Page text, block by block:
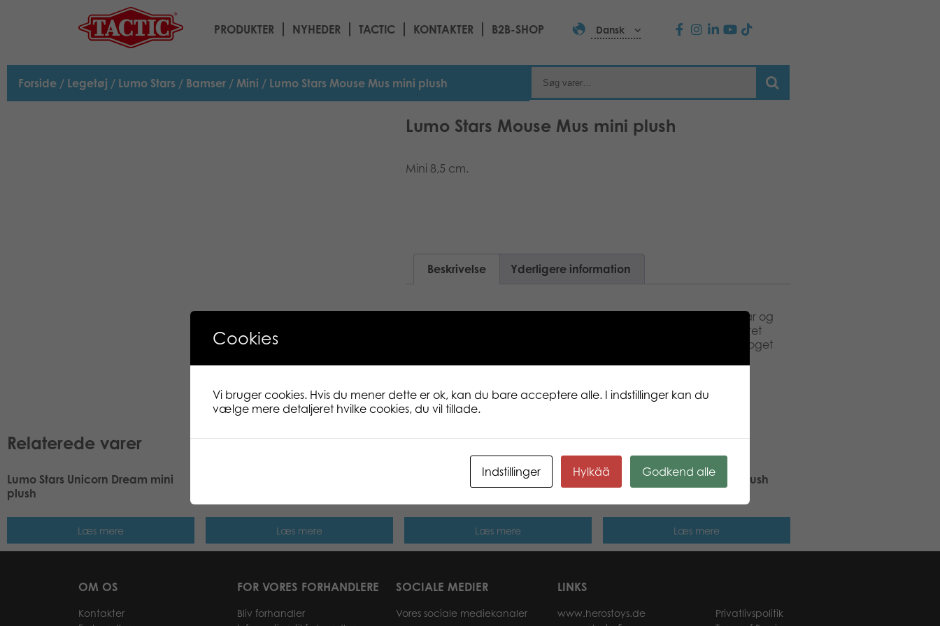
PRODUKTER NYHEDER TACTIC KONTAKTER B2B-SHOP Dansk
Forside / Legetøj / Lumo Stars / Bamser / Mini / Lumo Stars Mouse Mus mini plush
Lumo Stars Mouse Mus mini plush
Mini 8,5 cm.
Beskrivelse Yderligere information
Mini 8,5 cm. Samlbar baby dyr plys. Glad, huggable, venlig, rar og
sød. Vi smiler mere! Sød Northern Brights plys kollektion er baseret
på den ægte nordiske natur og dyreliv. Finsk design. Har du noget
Relaterede varer
Lumo Stars Unicorn Dream mini
plush
Læs mere Læs mere
Lumo Stars Owl Pöllö mini plush
Læs mere
Lumo Stars Dog Wuff mini plush
Læs mere
OM OS
Kontakter
FOR VORES FORHANDLERE
Bliv forhandler
SOCIALE MEDIER
Vores sociale mediekanaler
LINKS
www.herostoys.de
Privatlivspolitik
Cookies
Vi bruger cookies. Hvis du mener dette er ok, kan du bare acceptere alle. I indstillinger kan du
vælge mere detaljeret hvilke cookies, du vil tillade.
Indstillinger Hylkää Godkend alle